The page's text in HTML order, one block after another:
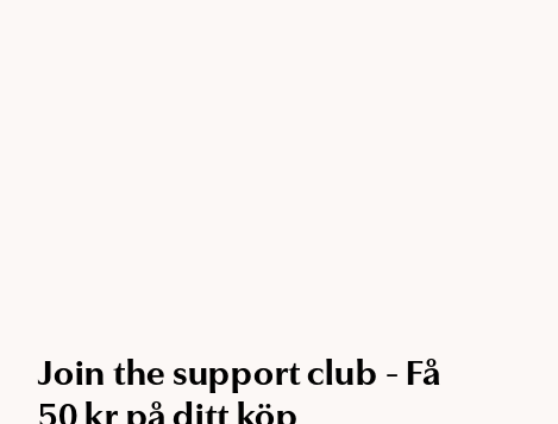
Join the support club - Få
50 kr på ditt köp